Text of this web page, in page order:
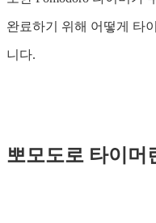
완료하기 위해 어떻게 타
니다.
뽀모도로 타이머